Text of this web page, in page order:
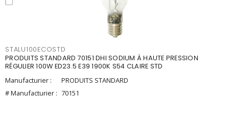
STALU100ECOSTD
PRODUITS STANDARD 70151 DHI SODIUM À HAUTE PRESSION
RÉGULIER 100W ED23.5 E39 1900K S54 CLAIRE STD
Manufacturier :
PRODUITS STANDARD
# Manufacturier : 70151